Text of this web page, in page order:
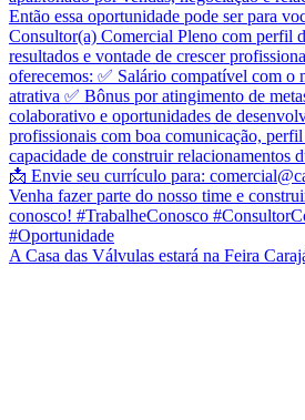
A Casa das Válvulas estará na Feira